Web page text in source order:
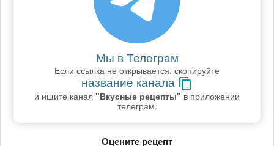
Мы в Телеграм
Если ссылка не открывается, скопируйте
название канала
и ищите канал "Вкусные рецепты" в приложении
телеграм.
Оцените рецепт